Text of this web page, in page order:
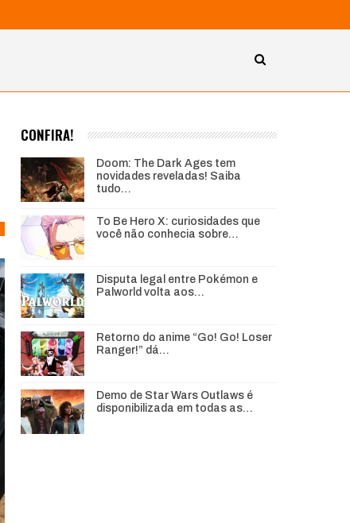
CONFIRA!
Doom: The Dark Ages tem
novidades reveladas! Saiba
tudo…
To Be Hero X: curiosidades que
você não conhecia sobre…
Disputa legal entre Pokémon e
Palworld volta aos…
Retorno do anime “Go! Go! Loser
Ranger!” dá…
Demo de Star Wars Outlaws é
disponibilizada em todas as…